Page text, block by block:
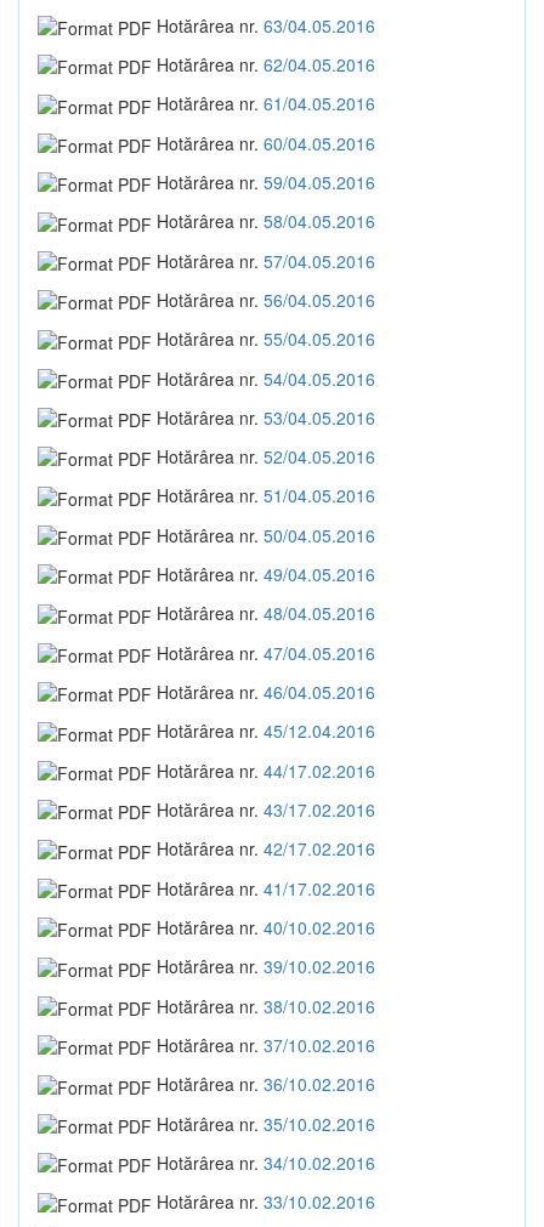
Hotărârea nr. 63/04.05.2016
Hotărârea nr. 62/04.05.2016
Hotărârea nr. 61/04.05.2016
Hotărârea nr. 60/04.05.2016
Hotărârea nr. 59/04.05.2016
Hotărârea nr. 58/04.05.2016
Hotărârea nr. 57/04.05.2016
Hotărârea nr. 56/04.05.2016
Hotărârea nr. 55/04.05.2016
Hotărârea nr. 54/04.05.2016
Hotărârea nr. 53/04.05.2016
Hotărârea nr. 52/04.05.2016
Hotărârea nr. 51/04.05.2016
Hotărârea nr. 50/04.05.2016
Hotărârea nr. 49/04.05.2016
Hotărârea nr. 48/04.05.2016
Hotărârea nr. 47/04.05.2016
Hotărârea nr. 46/04.05.2016
Hotărârea nr. 45/12.04.2016
Hotărârea nr. 44/17.02.2016
Hotărârea nr. 43/17.02.2016
Hotărârea nr. 42/17.02.2016
Hotărârea nr. 41/17.02.2016
Hotărârea nr. 40/10.02.2016
Hotărârea nr. 39/10.02.2016
Hotărârea nr. 38/10.02.2016
Hotărârea nr. 37/10.02.2016
Hotărârea nr. 36/10.02.2016
Hotărârea nr. 35/10.02.2016
Hotărârea nr. 34/10.02.2016
Hotărârea nr. 33/10.02.2016